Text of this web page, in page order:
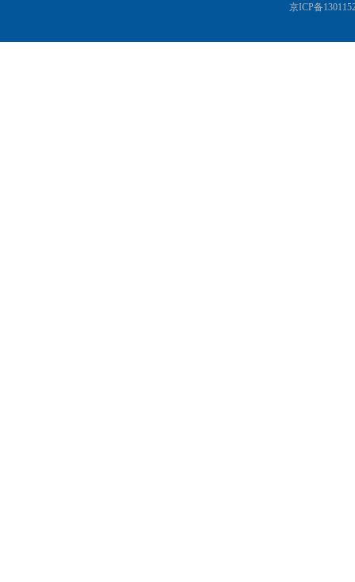
京ICP备